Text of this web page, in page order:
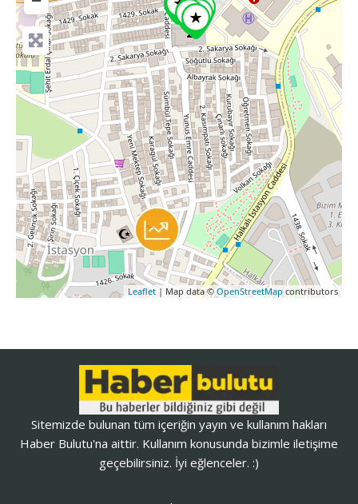
Leaflet | Map data © OpenStreetMap contributors
Sitemizde bulunan tüm içeriğin yayın ve kullanım hakları
Haber Bulutu'na aittir. Kullanım konusunda bizimle iletişime
geçebilirsiniz. İyi eğlenceler. :)